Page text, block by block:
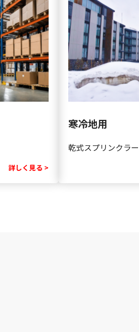
詳しく見る >
寒冷地用
乾式スプリンクラ